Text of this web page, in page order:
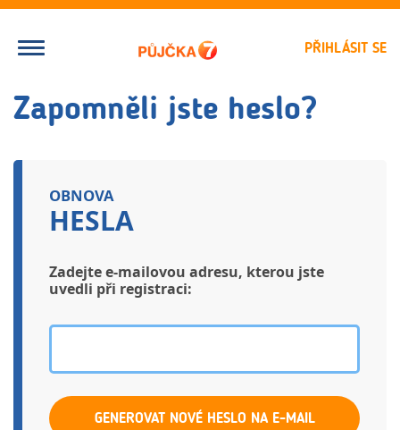
PŘIHLÁSIT SE
Zapomněli jste heslo?
OBNOVA
HESLA
Zadejte e-mailovou adresu, kterou jste
uvedli při registraci:
GENEROVAT NOVÉ HESLO NA E-MAIL